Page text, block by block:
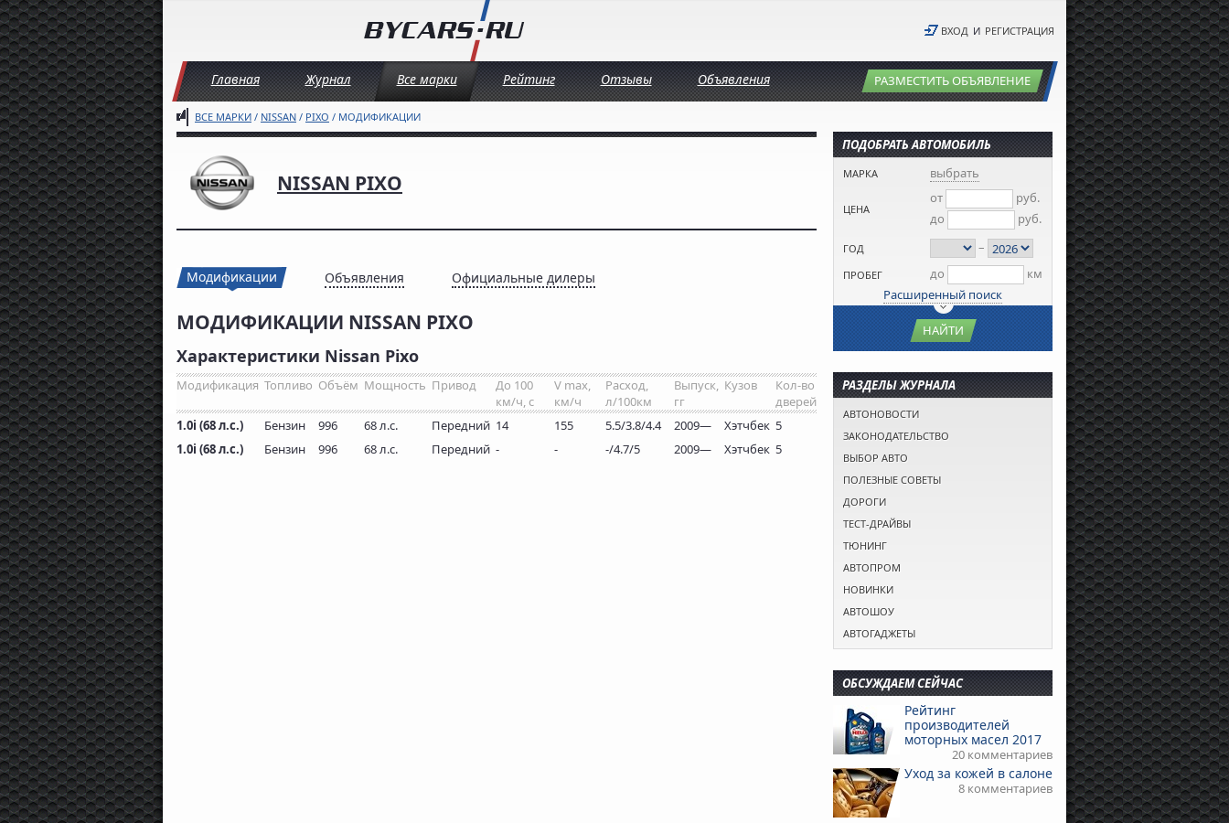
ВХОД И РЕГИСТРАЦИЯ
Главная Журнал Все марки Рейтинг Отзывы Объявления РАЗМЕСТИТЬ ОБЪЯВЛЕНИЕ
ВСЕ МАРКИ / NISSAN / PIXO / МОДИФИКАЦИИ
NISSAN PIXO
Модификации Объявления Официальные дилеры
МОДИФИКАЦИИ NISSAN PIXO
Характеристики Nissan Pixo
Модификация Топливо Объём Мощность Привод
До 100
км/ч, с
V max,
км/ч
Расход,
л/100км
Выпуск,
гг
Кузов
Кол-во
дверей
1.0i (68 л.с.)
Бензин 996 68 л.с. Передний 14 155 5.5/3.8/4.4 2009— Хэтчбек 5
1.0i (68 л.с.)
Бензин 996 68 л.с. Передний - - -/4.7/5 2009— Хэтчбек 5
ПОДОБРАТЬ АВТОМОБИЛЬ
МАРКА выбрать
ЦЕНА
от
руб.
до
руб.
ГОД –
ПРОБЕГ до
км
Расширенный поиск
НАЙТИ
РАЗДЕЛЫ ЖУРНАЛА
АВТОНОВОСТИ
ЗАКОНОДАТЕЛЬСТВО
ВЫБОР АВТО
ПОЛЕЗНЫЕ СОВЕТЫ
ДОРОГИ
ТЕСТ-ДРАЙВЫ
ТЮНИНГ
АВТОПРОМ
НОВИНКИ
АВТОШОУ
АВТОГАДЖЕТЫ
ОБСУЖДАЕМ СЕЙЧАС
Рейтинг
производителей
моторных масел 2017
20 комментариев
Уход за кожей в салоне
8 комментариев